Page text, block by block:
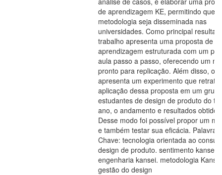
de aprendizagem KE, permitindo que
metodologia seja disseminada nas
universidades. Como principal
trabalho apresenta uma proposta de
aprendizagem estruturada com um
aula passo a passo, oferecendo um
pronto para replicação. Além disso, o
apresenta um experimento que retrata
aplicação dessa proposta em um
estudantes de design de produto do
ano, o andamento e resultados
Desse modo foi possível propor um
e também testar sua eficácia. Palavras
Chave: tecnologia orientada ao
design de produto. sentimento kansei.
engenharia kansei. metodologia
gestão do design